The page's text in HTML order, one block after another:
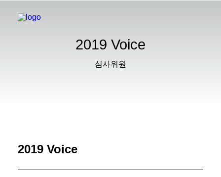
2019 Voice
심사위원
2019 Voice